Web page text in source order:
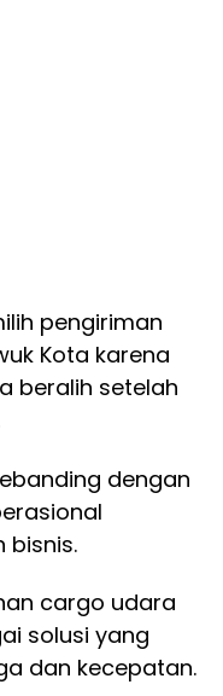
pengiriman
Kota karena
beralih setelah
dengan
bisnis.
cargo udara
solusi yang
dan kecepatan.